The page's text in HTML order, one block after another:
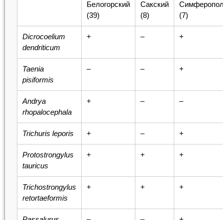
Белогорский
(39)
Сакский
(8)
(7)
Dicrocoelium
dendriticum
+ – +
Taenia
pisiformis
– – +
Andrya
rhopalocephala
+ – –
Trichuris leporis + – +
Protostrongylus
tauricus
+ + +
Trichostrongylus
retortaeformis
+ + +